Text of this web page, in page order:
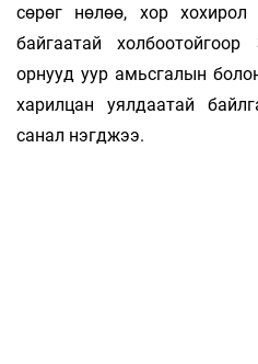
сөрөг нөлөө, хор
байгаатай
орнууд уур амьсгалын
ха­рилцан уялдаатай
санал нэгджээ.